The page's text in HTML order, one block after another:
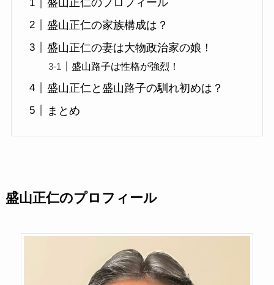
盛山正仁のプロフィール
盛山正仁の家族構成は？
盛山正仁の妻は大物政治家の娘！
盛山路子は性格が強烈！
盛山正仁と盛山路子の馴れ初めは？
まとめ
盛山正仁のプロフィール